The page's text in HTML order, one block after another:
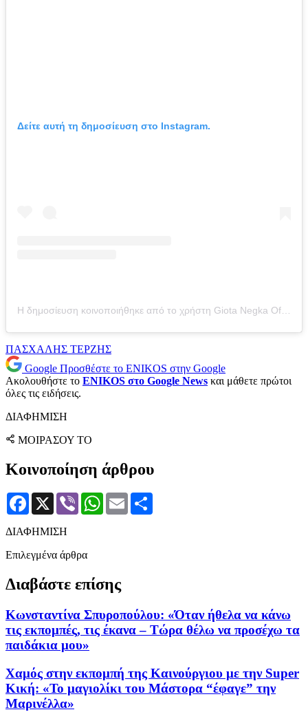
Δείτε αυτή τη δημοσίευση στο Instagram.
Η δημοσίευση κοινοποιήθηκε από το χρήστη Giota Negka Official (@giota_negka_official)
ΠΑΣΧΑΛΗΣ ΤΕΡΖΗΣ
Google Προσθέστε το ENIKOS στην Google
Ακολουθήστε το ENIKOS στο Google News και μάθετε πρώτοι
όλες τις ειδήσεις.
ΔΙΑΦΗΜΙΣΗ
ΜΟΙΡΑΣΟΥ ΤΟ
Κοινοποίηση άρθρου
Facebook
X Viber WhatsApp
Email
ΔΙΑΦΗΜΙΣΗ
Επιλεγμένα άρθρα
Διαβάστε επίσης
Κωνσταντίνα Σπυροπούλου: «Όταν ήθελα να κάνω
τις εκπομπές, τις έκανα – Τώρα θέλω να προσέχω τα
παιδάκια μου»
Χαμός στην εκπομπή της Καινούργιου με την Super
Κική: «Το μαγιολίκι του Μάστορα “έφαγε” την
Μαρινέλλα»